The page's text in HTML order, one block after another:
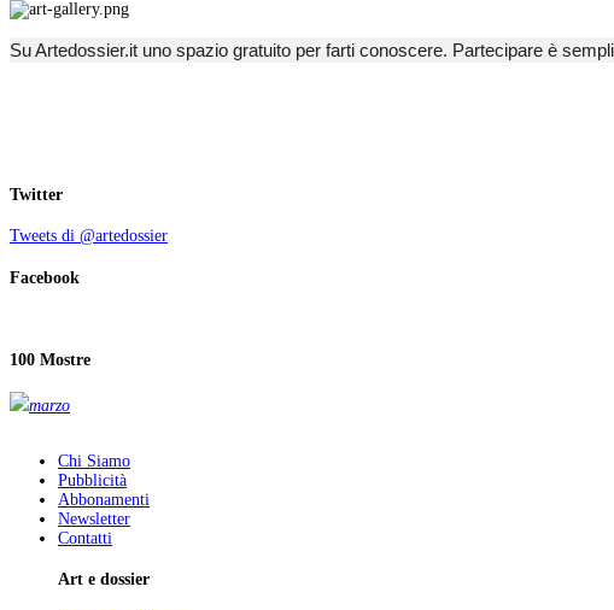
Su Artedossier.it uno spazio gratuito per farti conoscere. Partecipare è
Twitter
Tweets di @artedossier
Facebook
100 Mostre
marzo
Chi Siamo
Pubblicità
Abbonamenti
Newsletter
Contatti
Art e dossier